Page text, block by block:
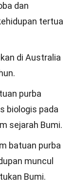
dan
tertua
di Australia
purba
biologis pada
sejarah Bumi.
batuan purba
muncul
Bumi.